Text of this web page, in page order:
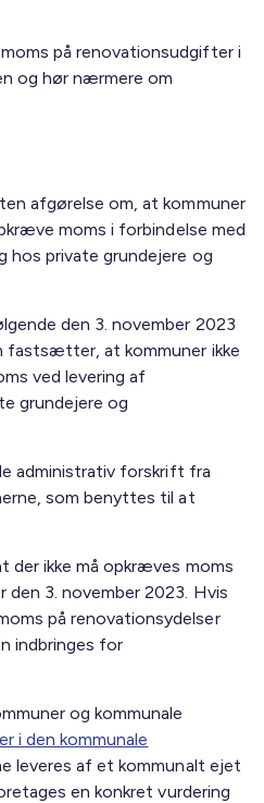
på renovationsudgifter i
og hør nærmere om
afgørelse om, at kommuner
moms i forbindelse med
hos private grundejere og
den 3. november 2023
fastsætter, at kommuner ikke
ved levering af
grundejere og
administrativ forskrift fra
som benyttes til at
ikke må opkræves moms
3. november 2023. Hvis
på renovationsydelser
indbringes for
og kommunale
i den kommunale
leveres af et kommunalt ejet
en konkret vurdering